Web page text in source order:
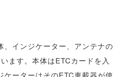
、インジケーター、アンテナの
ます。本体はETCカードを入
ケーターはそのETC車載器が使